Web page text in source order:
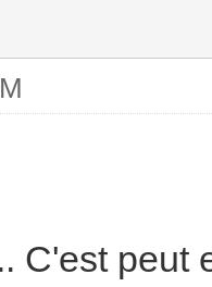
C'est peut